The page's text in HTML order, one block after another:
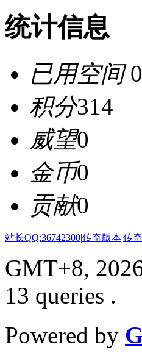
统计信息
已用空间
积分314
威望0
金币0
贡献0
站长QQ:36742300|传奇版本|传
GMT+8,
13 queries .
Powered by